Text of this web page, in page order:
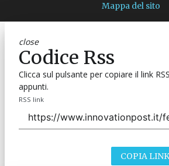
Mappa del sito
close
Codice Rss
Clicca sul pulsante per copiare il link
appunti.
RSS link
COPIA LINK